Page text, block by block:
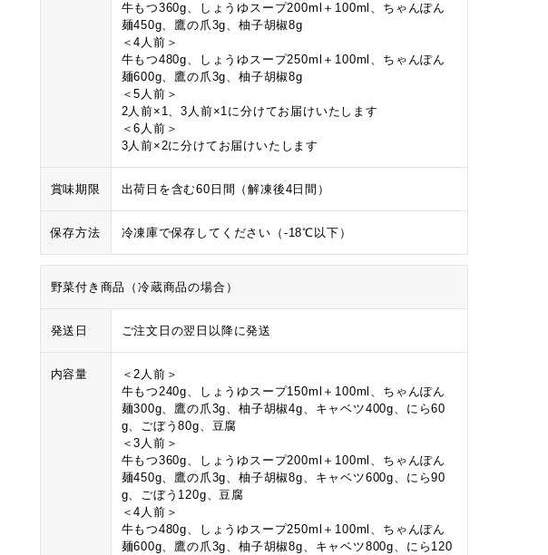
牛もつ360g、しょうゆスープ200ml＋100ml、ちゃんぽん
麺450g、鷹の爪3g、柚子胡椒8g
＜4人前＞
牛もつ480g、しょうゆスープ250ml＋100ml、ちゃんぽん
麺600g、鷹の爪3g、柚子胡椒8g
＜5人前＞
2人前×1、3人前×1に分けてお届けいたします
＜6人前＞
3人前×2に分けてお届けいたします
賞味期限 出荷日を含む60日間（解凍後4日間）
保存方法 冷凍庫で保存してください（-18℃以下）
野菜付き商品（冷蔵商品の場合）
発送日 ご注文日の翌日以降に発送
内容量
＜2人前＞
牛もつ240g、しょうゆスープ150ml＋100ml、ちゃんぽん
麺300g、鷹の爪3g、柚子胡椒4g、キャベツ400g、にら60
g、ごぼう80g、豆腐
＜3人前＞
牛もつ360g、しょうゆスープ200ml＋100ml、ちゃんぽん
麺450g、鷹の爪3g、柚子胡椒8g、キャベツ600g、にら90
g、ごぼう120g、豆腐
＜4人前＞
牛もつ480g、しょうゆスープ250ml＋100ml、ちゃんぽん
麺600g、鷹の爪3g、柚子胡椒8g、キャベツ800g、にら120